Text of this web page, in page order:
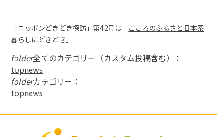
「ニッポンどきどき探訪」第42号は「こころのふるさと日本茶
暮らしにどきどき 」
folder全てのカテゴリー（カスタム投稿含む）：
topnews
folderカテゴリー：
topnews